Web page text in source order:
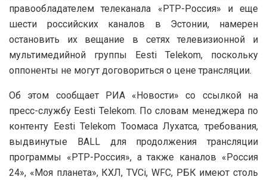
правообладателем телеканала «РТР-Россия» и еще
шести российских каналов в Эстонии, намерен
остановить их вещание в сетях телевизионной и
мультимедийной группы Eesti Telekom, поскольку
оппоненты не могут договориться о цене трансляции.
Об этом сообщает РИА «Новости» со ссылкой на
пресс-службу Eesti Telekom. По словам менеджера по
контенту Eesti Telekom Тоомаса Лухатса, требования,
выдвинутые BALL для продолжения трансляции
программы «РТР-Россия», а также каналов «Россия
24», «Моя планета», КХЛ, TVCi, WFC, РБК имеют столь